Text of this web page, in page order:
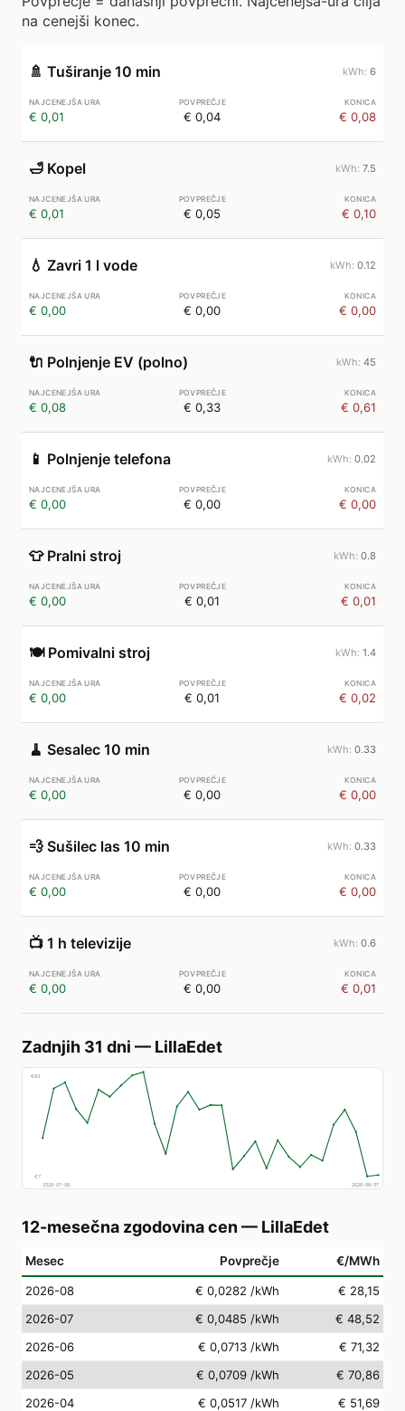
na cenejši konec.
🚿 Tuširanje 10 min 6
€ 0,01 € 0,04 € 0,08
🛁 Kopel 7.5
€ 0,01 € 0,05 € 0,10
💧 Zavri 1 l vode 0.12
€ 0,00 € 0,00 € 0,00
🔌 Polnjenje EV (polno) 45
€ 0,08 € 0,33 € 0,61
📱 Polnjenje telefona 0.02
€ 0,00 € 0,00 € 0,00
👕 Pralni stroj 0.8
€ 0,00 € 0,01 € 0,01
🍽️ Pomivalni stroj 1.4
€ 0,00 € 0,01 € 0,02
🧹 Sesalec 10 min 0.33
€ 0,00 € 0,00 € 0,00
💨 Sušilec las 10 min 0.33
€ 0,00 € 0,00 € 0,00
📺 1 h televizije 0.6
€ 0,00 € 0,00 € 0,01
Zadnjih 31 dni — LillaEdet
€83
€7
2026-07-08
2026-08-07
12-mesečna zgodovina cen — LillaEdet
Mesec Povprečje €/MWh
2026-08 € 0,0282 /kWh
€ 28,15
2026-07
€ 0,0485 /kWh
€ 48,52
2026-06
€ 0,0713 /kWh
€ 71,32
2026-05
€ 0,0709 /kWh
€ 70,86
2026-04
€ 0,0517 /kWh
€ 51,69